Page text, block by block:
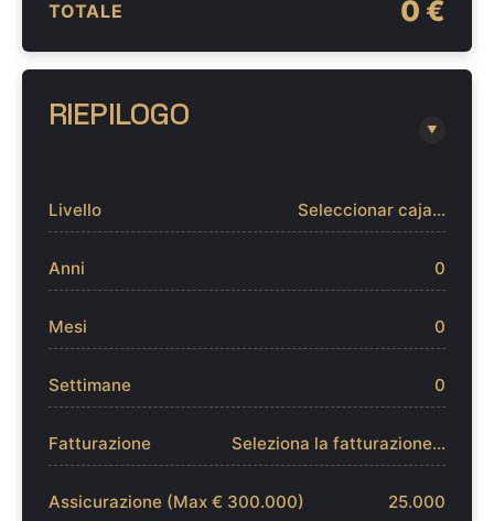
TOTALE 0 €
RIEPILOGO ▼
Livello Seleccionar caja...
Anni 0
Mesi 0
Settimane 0
Fatturazione Seleziona la fatturazione...
Assicurazione (Max € 300.000) 25.000